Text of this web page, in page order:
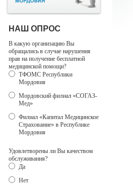
НАШ ОПРОС
В какую организацию Вы
обращались в случае нарушения
прав на получение бесплатной
медицинской помощи?
ТФОМС Республики
Мордовия
Мордовский филиал «СОГАЗ-
Мед»
Филиал «Капитал Медицинское
Страхование» в Республике
Мордовия
Удовлетворены ли Вы качеством
обслуживания?
Да
Нет